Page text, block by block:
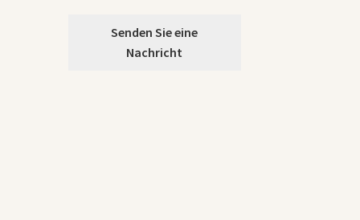
Senden Sie eine
Nachricht